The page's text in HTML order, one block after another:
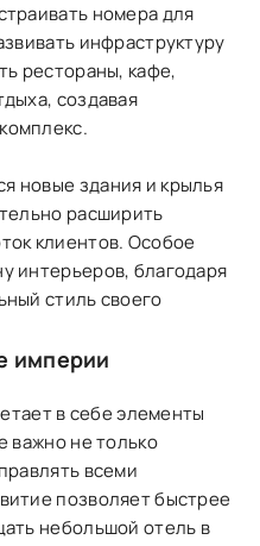
номера для
инфраструктуру
рестораны, кафе,
создавая
новые здания и крылья
расширить
клиентов. Особое
интерьеров, благодаря
стиль своего
империи
в себе элементы
важно не только
всеми
позволяет быстрее
небольшой отель в